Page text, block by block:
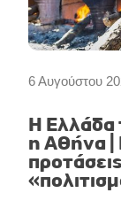
6 Αυγούστου
Η Ελλάδα
η Αθήνα |